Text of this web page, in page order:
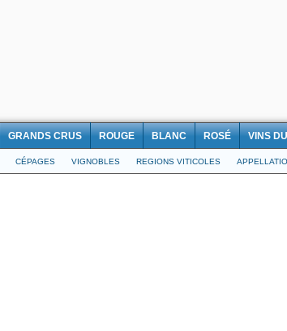
GRANDS CRUS ROUGE BLANC ROSÉ VINS
CÉPAGES VIGNOBLES REGIONS VITICOLES